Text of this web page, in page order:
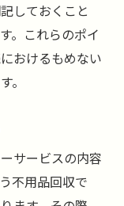
しておくこと
。これらのポイ
おけるもめない
。
サービスの内容
不用品回収で